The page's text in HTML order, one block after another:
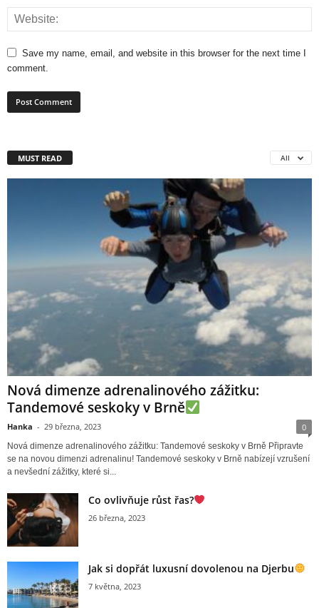
Save my name, email, and website in this browser for the next time I
comment.
MUST READ All
Nová dimenze adrenalinového zážitku:
Tandemové seskoky v Brně
Hanka - 29 března, 2023 0
Nová dimenze adrenalinového zážitku: Tandemové seskoky v Brně Připravte
se na novou dimenzi adrenalinu! Tandemové seskoky v Brně nabízejí vzrušení
a nevšední zážitky, které si...
Co ovlivňuje růst řas?
26 března, 2023
Jak si dopřát luxusní dovolenou na Djerbu
7 května, 2023